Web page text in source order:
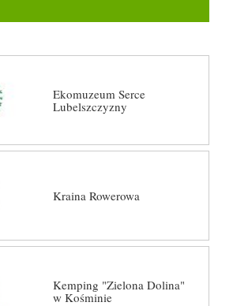
Ekomuzeum Serce
Lubelszczyzny
Kraina Rowerowa
Kemping "Zielona Dolina"
w Kośminie